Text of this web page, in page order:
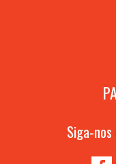
Siga-